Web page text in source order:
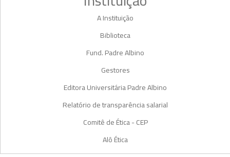
A Instituição
Biblioteca
Fund. Padre Albino
Gestores
Editora Universitária Padre Albino
Relatório de transparência salarial
Comitê de Ética - CEP
Alô Ética